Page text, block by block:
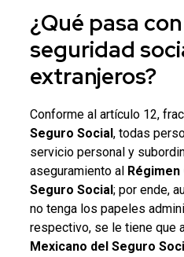
¿Qué pasa
seguridad
extranjeros?
Conforme al artículo 12,
Seguro Social, todas
servicio personal y
aseguramiento al
Seguro Social; por ende,
no tenga los papeles
respectivo, se le tiene que
Mexicano del Seguro